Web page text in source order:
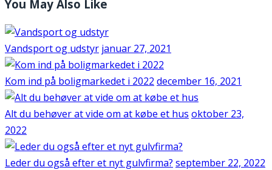
You May Also Like
Vandsport og udstyr januar 27, 2021
Kom ind på boligmarkedet i 2022 december 16, 2021
Alt du behøver at vide om at købe et hus oktober 23,
2022
Leder du også efter et nyt gulvfirma? september 22, 2022